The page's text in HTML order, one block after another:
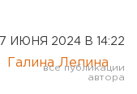
7 ИЮНЯ 2024 В 14:22
Галина Лепина